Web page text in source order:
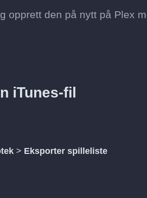
opprett den på nytt på Plex
iTunes-fil
> Eksporter spilleliste